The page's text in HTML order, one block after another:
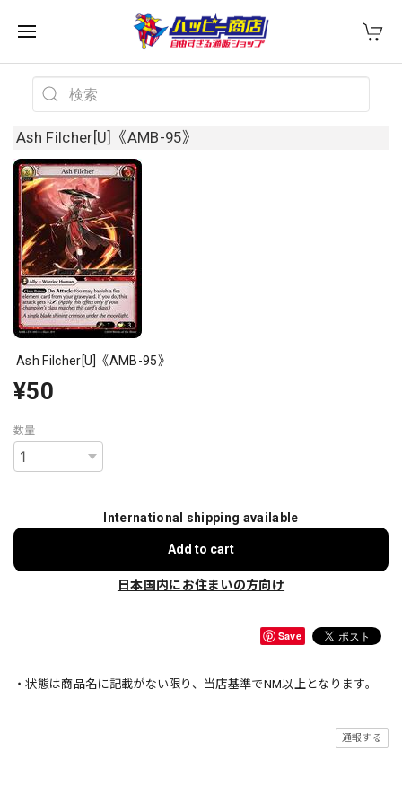
Ash Filcher[U]《AMB-95》
Ash Filcher[U]《AMB-95》
¥50
数量
International shipping available
Add to cart
日本国内にお住まいの方向け
Save
・状態は商品名に記載がない限り、当店基準でNM以上となります。
通報する